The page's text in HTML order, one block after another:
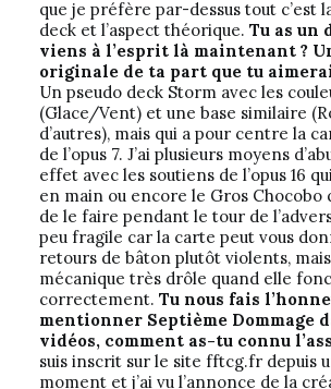
que je préfère par-dessus tout c’est
deck et l’aspect théorique. Tu as un
viens à l’esprit là maintenant ?
originale de ta part que tu
Un pseudo deck Storm avec les
(Glace/Vent) et une base similaire
d’autres), mais qui a pour centre la
de l’opus 7. J’ai plusieurs moyens
effet avec les soutiens de l’opus 16
en main ou encore le Gros Chocobo
de le faire pendant le tour de
peu fragile car la carte peut vous
retours de bâton plutôt violents,
mécanique très drôle quand elle
correctement. Tu nous fais
mentionner Septième Dommage
vidéos, comment as-tu connu
suis inscrit sur le site fftcg.fr depuis
moment et j’ai vu l’annonce de la